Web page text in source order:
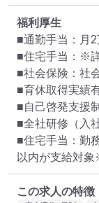
福利厚生
■通勤手当：月
■住宅手当：※
■社会保険：社
■育休取得実績
■自己啓発支援
■全社研修（入
■住宅手当：勤
以内が支給対
この求人の特徴